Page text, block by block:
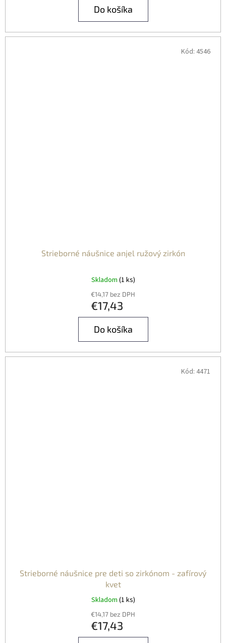
Do košíka
Strieborné náušnice anjel ružový zirkón
Skladom (1 ks)
€14,17 bez DPH
€17,43
Do košíka
Kód: 4546
Strieborné náušnice pre deti so zirkónom - zafírový
kvet
Skladom (1 ks)
€14,17 bez DPH
€17,43
Kód: 4471